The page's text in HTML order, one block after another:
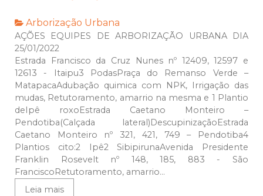
Arborização Urbana
AÇÕES EQUIPES DE ARBORIZAÇÃO URBANA DIA
25/01/2022
Estrada Francisco da Cruz Nunes nº 12409, 12597 e
12613 - Itaipu3 PodasPraça do Remanso Verde –
MatapacaAdubação quimica com NPK, Irrigação das
mudas, Retutoramento, amarrio na mesma e 1 Plantio
deIpê roxoEstrada Caetano Monteiro –
Pendotiba(Calçada lateral)DescupinizaçãoEstrada
Caetano Monteiro nº 321, 421, 749 – Pendotiba4
Plantios cito:2 Ipê2 SibipirunaAvenida Presidente
Franklin Rosevelt nº 148, 185, 883 - São
FranciscoRetutoramento, amarrio...
Leia mais